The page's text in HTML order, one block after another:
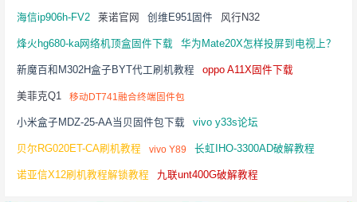
海信ip906h-FV2 莱诺官网 创维E951固件 风行N32
烽火hg680-ka网络机顶盒固件下载 华为Mate20X怎样投屏到电视上？
新魔百和M302H盒子BYT代工刷机教程 oppo A11X固件下载
美菲克Q1 移动DT741融合终端固件包
小米盒子MDZ-25-AA当贝固件包下载 vivo y33s论坛
贝尔RG020ET-CA刷机教程 vivo Y89 长虹IHO-3300AD破解教程
诺亚信X12刷机教程解锁教程 九联unt400G破解教程